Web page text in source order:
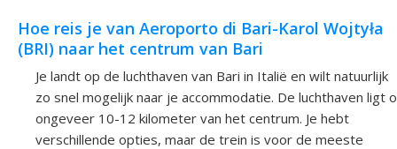
Hoe reis je van Aeroporto di Bari-Karol Wojtyła
(BRI) naar het centrum van Bari
Je landt op de luchthaven van Bari in Italië en wilt natuurlijk
zo snel mogelijk naar je accommodatie. De luchthaven ligt
ongeveer 10-12 kilometer van het centrum. Je hebt
verschillende opties, maar de trein is voor de meeste